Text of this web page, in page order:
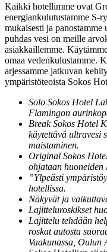
Kaikki hotellimme ovat
energiankulutustamme S-
mukaisesti ja panostamme
puhdas vesi on meille
asiakkaillemme.
omaa vedenkulustamme.
arjessamme jatkuvan
ympäristöteoista Sokos
Solo Sokos Hotel
Flamingon
Break Sokos Hotel
käytettävä ultravesi
muistaminen.
Original Sokos
ohjataan huoneiden
”Ylpeästi
hotellissa.
Näkyvät ja
Lajitteluroskikset
Lajittelu tehdään
roskat autosta
Vaakunassa, Oulun